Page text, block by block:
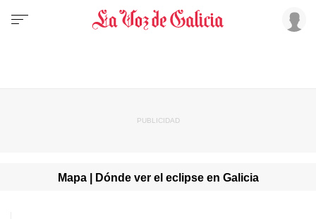
Mapa | Dónde ver el eclipse en Galicia